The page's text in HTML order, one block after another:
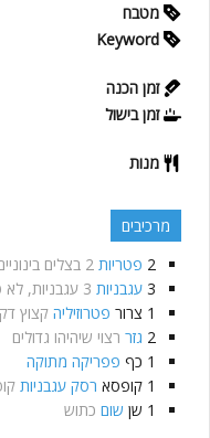
מטבח
Keyword
זמן הכנה
זמן בישול
מנות
מרכיבים
2 פטריות 2 בצלים בינוניים
3 עגבניות 3 עגבניות, לא טריות מדי
1 צרור פטרוזיליה קצוץ דק
2 גזר רצוי שיהיהו גדולים
1 כף פפריקה מתוקה
1 קופסא רסק עגבניות
1 שן שום כתוש